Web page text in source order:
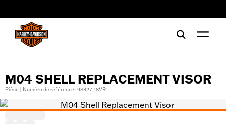
M04 SHELL REPLACEMENT VISOR
Pièce | Numéro de référence : 98327-18VR